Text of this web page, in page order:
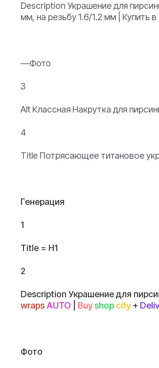
Description Украшение для
мм, на резьбу 1.6/1.2 мм | Купить
—Фото
3
Alt Классная Накрутка для
4
Title Потрясающее титановое
Генерация
1
Title = H1
2
Description Украшение для
wraps AUTO Buyshop city+
Фото